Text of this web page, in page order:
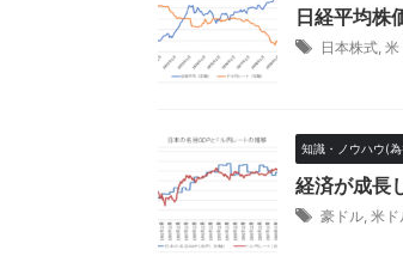
日経平均株
日本株式, 米
知識・ノウハウ(
経済が成長
豪ドル, 米ド